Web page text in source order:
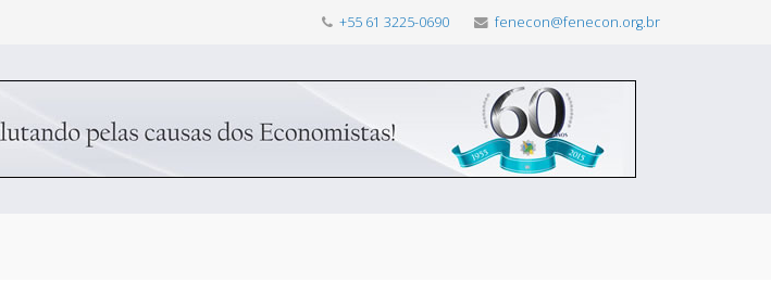
+55 61 3225-0690 fenecon@fenecon.org.br